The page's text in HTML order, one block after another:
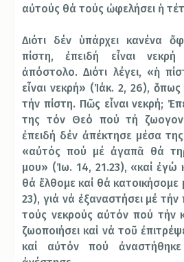
αὐτούς θά τούς ὠφελήσει ἡ
Διότι δέν ὑπάρχει κανένα
πίστη, ἐπειδή εἶναι
ἀπόστολο. Διότι λέγει, «ἡ
εἶναι νεκρή» (Ἰάκ. 2, 26),
τήν πίστη. Πῶς εἶναι νεκρή;
της τόν Θεό πού τή
ἐπειδή δέν ἀπέκτησε μέσα της
«αὐτός πού μέ ἀγαπᾶ θά
μου» (Ἰω. 14, 21.23), «καί ἐγώ
θά ἔλθομε καί θά
23), γιά νά ἐξαναστήσει μέ
τούς νεκρούς αὐτόν πού τήν
ζωοποιήσει καί νά τοῦ
καί αὐτόν πού